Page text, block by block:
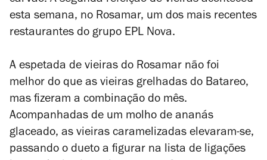
esta semana, no Rosamar, um dos mais recentes
restaurantes do grupo EPL Nova.
A espetada de vieiras do Rosamar não foi
melhor do que as vieiras grelhadas do Batareo,
mas fizeram a combinação do mês.
Acompanhadas de um molho de ananás
glaceado, as vieiras caramelizadas elevaram-se,
passando o dueto a figurar na lista de ligações